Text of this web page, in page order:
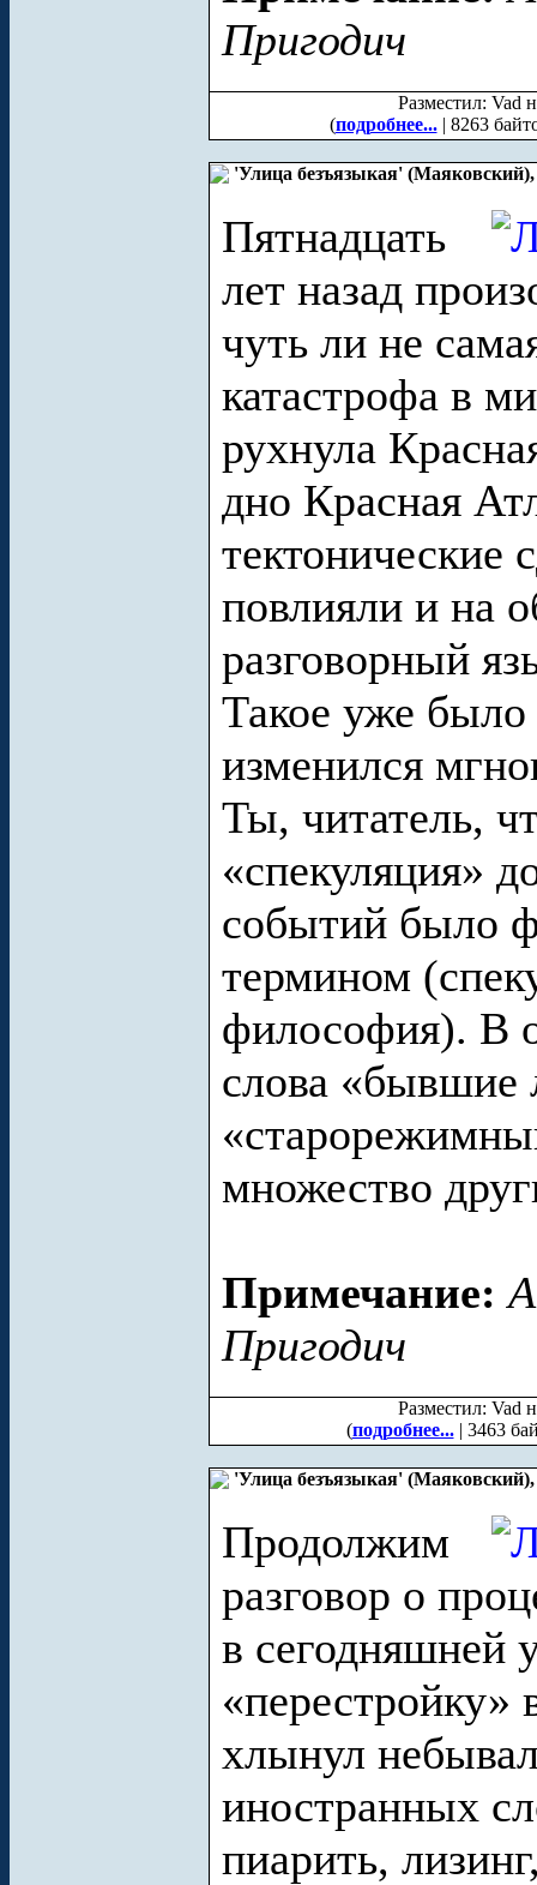
Пригодич
Разместил: Vad
(подробнее...| 8263
'Улица безъязыкая'
Пятнадцать
лет назад
чуть ли не
катастрофа в
рухнула
дно Красная
тектонические
повлияли и на
разговорный
Такое уже
изменился
Ты, читатель,
«спекуляция»
событий было
термином
философия). В
слова
множество
Примечание:
Пригодич
Разместил: Vad
(подробнее...| 3463
'Улица безъязыкая'
Продолжим
разговор о
в сегодняшней
«перестройку»
хлынул
иностранных
пиарить,